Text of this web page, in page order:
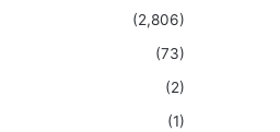
(2,806)
(73)
(2)
(1)